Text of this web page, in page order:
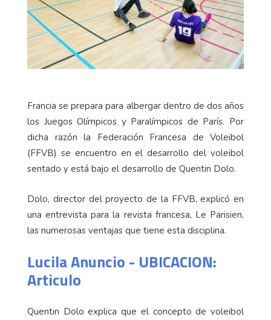
Francia se prepara para albergar dentro de dos años
los Juegos Olímpicos y Paralímpicos de París. Por
dicha razón la Federación Francesa de Voleibol
(FFVB) se encuentro en el desarrollo del voleibol
sentado y está bajo el desarrollo de Quentin Dolo.
Dolo, director del proyecto de la FFVB, explicó en
una entrevista para la revista francesa, Le Parisien,
las numerosas ventajas que tiene esta disciplina.
Lucila Anuncio - UBICACION:
Articulo
Quentin Dolo explica que el concepto de voleibol